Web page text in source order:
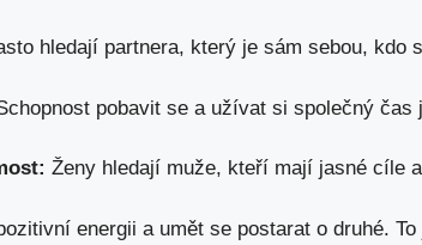
hledají partnera,‍ který je ​sám sebou, kdo
pobavit se ⁤a užívat⁣ si společný
Ženy hledají muže, kteří mají jasné cíle
energii a ⁤umět se postarat o druhé. To